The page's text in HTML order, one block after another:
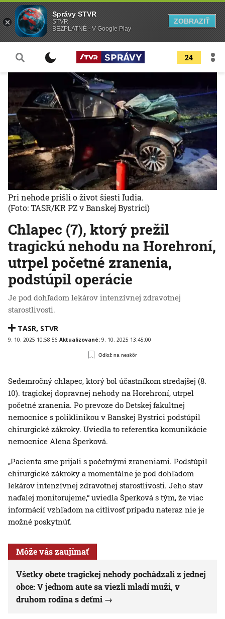
24
Chlapec (7), ktorý prežil
tragickú nehodu na Horehroní,
utrpel početné zranenia,
podstúpil operácie
Je pod dohľadom lekárov intenzívnej zdravotnej
starostlivosti.
TASR, STVR
9. 10. 2025 10:58:56 Aktualizované: 9. 10. 2025 13:45:00
Odlož na neskôr
Pri nehode prišli o život šiesti ľudia.
(Foto: TASR/KR PZ v Banskej Bystrici)
Sedemročný chlapec, ktorý bol účastníkom stredajšej (8.
10). tragickej dopravnej nehody na Horehroní, utrpel
početné zranenia. Po prevoze do Detskej fakultnej
nemocnice s poliklinikou v Banskej Bystrici podstúpil
chirurgické zákroky. Uviedla to referentka komunikácie
nemocnice Alena Šperková.
„Pacienta sme prijali s početnými zraneniami. Podstúpil
chirurgické zákroky a momentálne je pod dohľadom
lekárov intenzívnej zdravotnej starostlivosti. Jeho stav
naďalej monitorujeme,“ uviedla Šperková s tým, že viac
informácií vzhľadom na citlivosť prípadu nateraz nie je
možné poskytnúť.
Môže vás zaujímať
Všetky obete tragickej nehody pochádzali z jednej
obce: V jednom aute sa viezli mladí muži, v
druhom rodina s deťmi
Správy STVR
STVR
BEZPLATNÉ - V Google Play
ZOBRAZIŤ